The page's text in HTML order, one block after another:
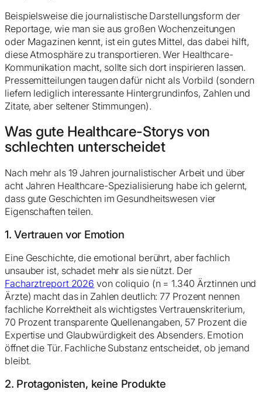
Beispielsweise die journalistische Darstellungsform der
Reportage, wie man sie aus großen Wochenzeitungen
oder Magazinen kennt, ist ein gutes Mittel, das dabei hilft,
diese Atmosphäre zu transportieren. Wer Healthcare-
Kommunikation macht, sollte sich dort inspirieren lassen.
Pressemitteilungen taugen dafür nicht als Vorbild (sondern
liefern lediglich interessante Hintergrundinfos, Zahlen und
Zitate, aber seltener Stimmungen).
Was gute Healthcare-Storys von
schlechten unterscheidet
Nach mehr als 19 Jahren journalistischer Arbeit und über
acht Jahren Healthcare-Spezialisierung habe ich gelernt,
dass gute Geschichten im Gesundheitswesen vier
Eigenschaften teilen.
1. Vertrauen vor Emotion
Eine Geschichte, die emotional berührt, aber fachlich
unsauber ist, schadet mehr als sie nützt. Der
Facharztreport 2026 von coliquio (n = 1.340 Ärztinnen und
Ärzte) macht das in Zahlen deutlich: 77 Prozent nennen
fachliche Korrektheit als wichtigstes Vertrauenskriterium,
70 Prozent transparente Quellenangaben, 57 Prozent die
Expertise und Glaubwürdigkeit des Absenders. Emotion
öffnet die Tür. Fachliche Substanz entscheidet, ob jemand
bleibt.
2. Protagonisten, keine Produkte